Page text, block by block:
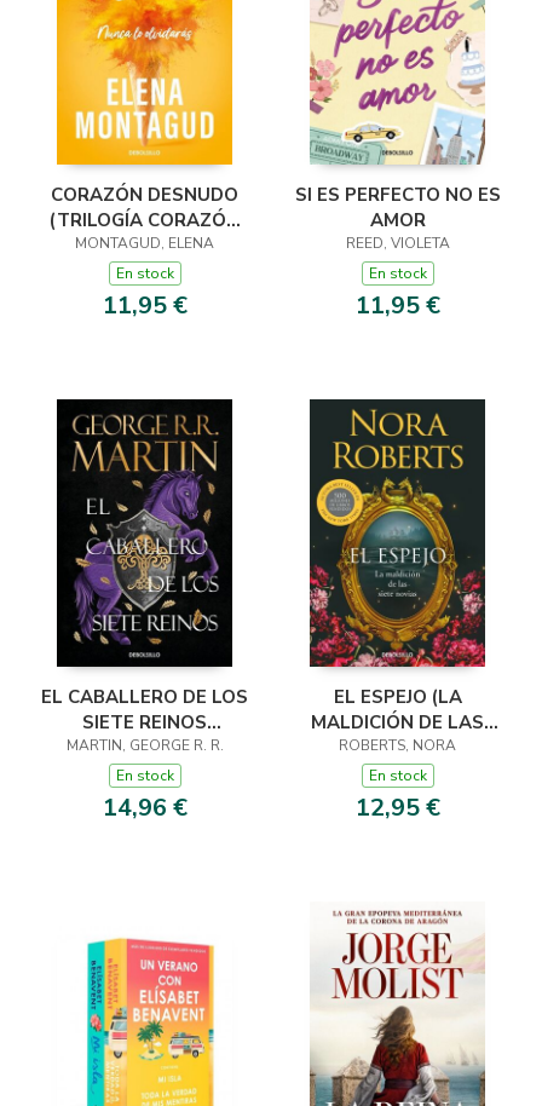
CORAZÓN DESNUDO
(TRILOGÍA CORAZÓN
3)
MONTAGUD, ELENA
En stock
11,95 €
SI ES PERFECTO NO ES
AMOR
REED, VIOLETA
En stock
11,95 €
EL CABALLERO DE LOS
SIETE REINOS
(CANCIÓN DE HIELO Y
FUEGO)
MARTIN, GEORGE R. R.
En stock
14,96 €
EL ESPEJO (LA
MALDICIÓN DE LAS
SIETE NOVIAS 2)
ROBERTS, NORA
En stock
12,95 €